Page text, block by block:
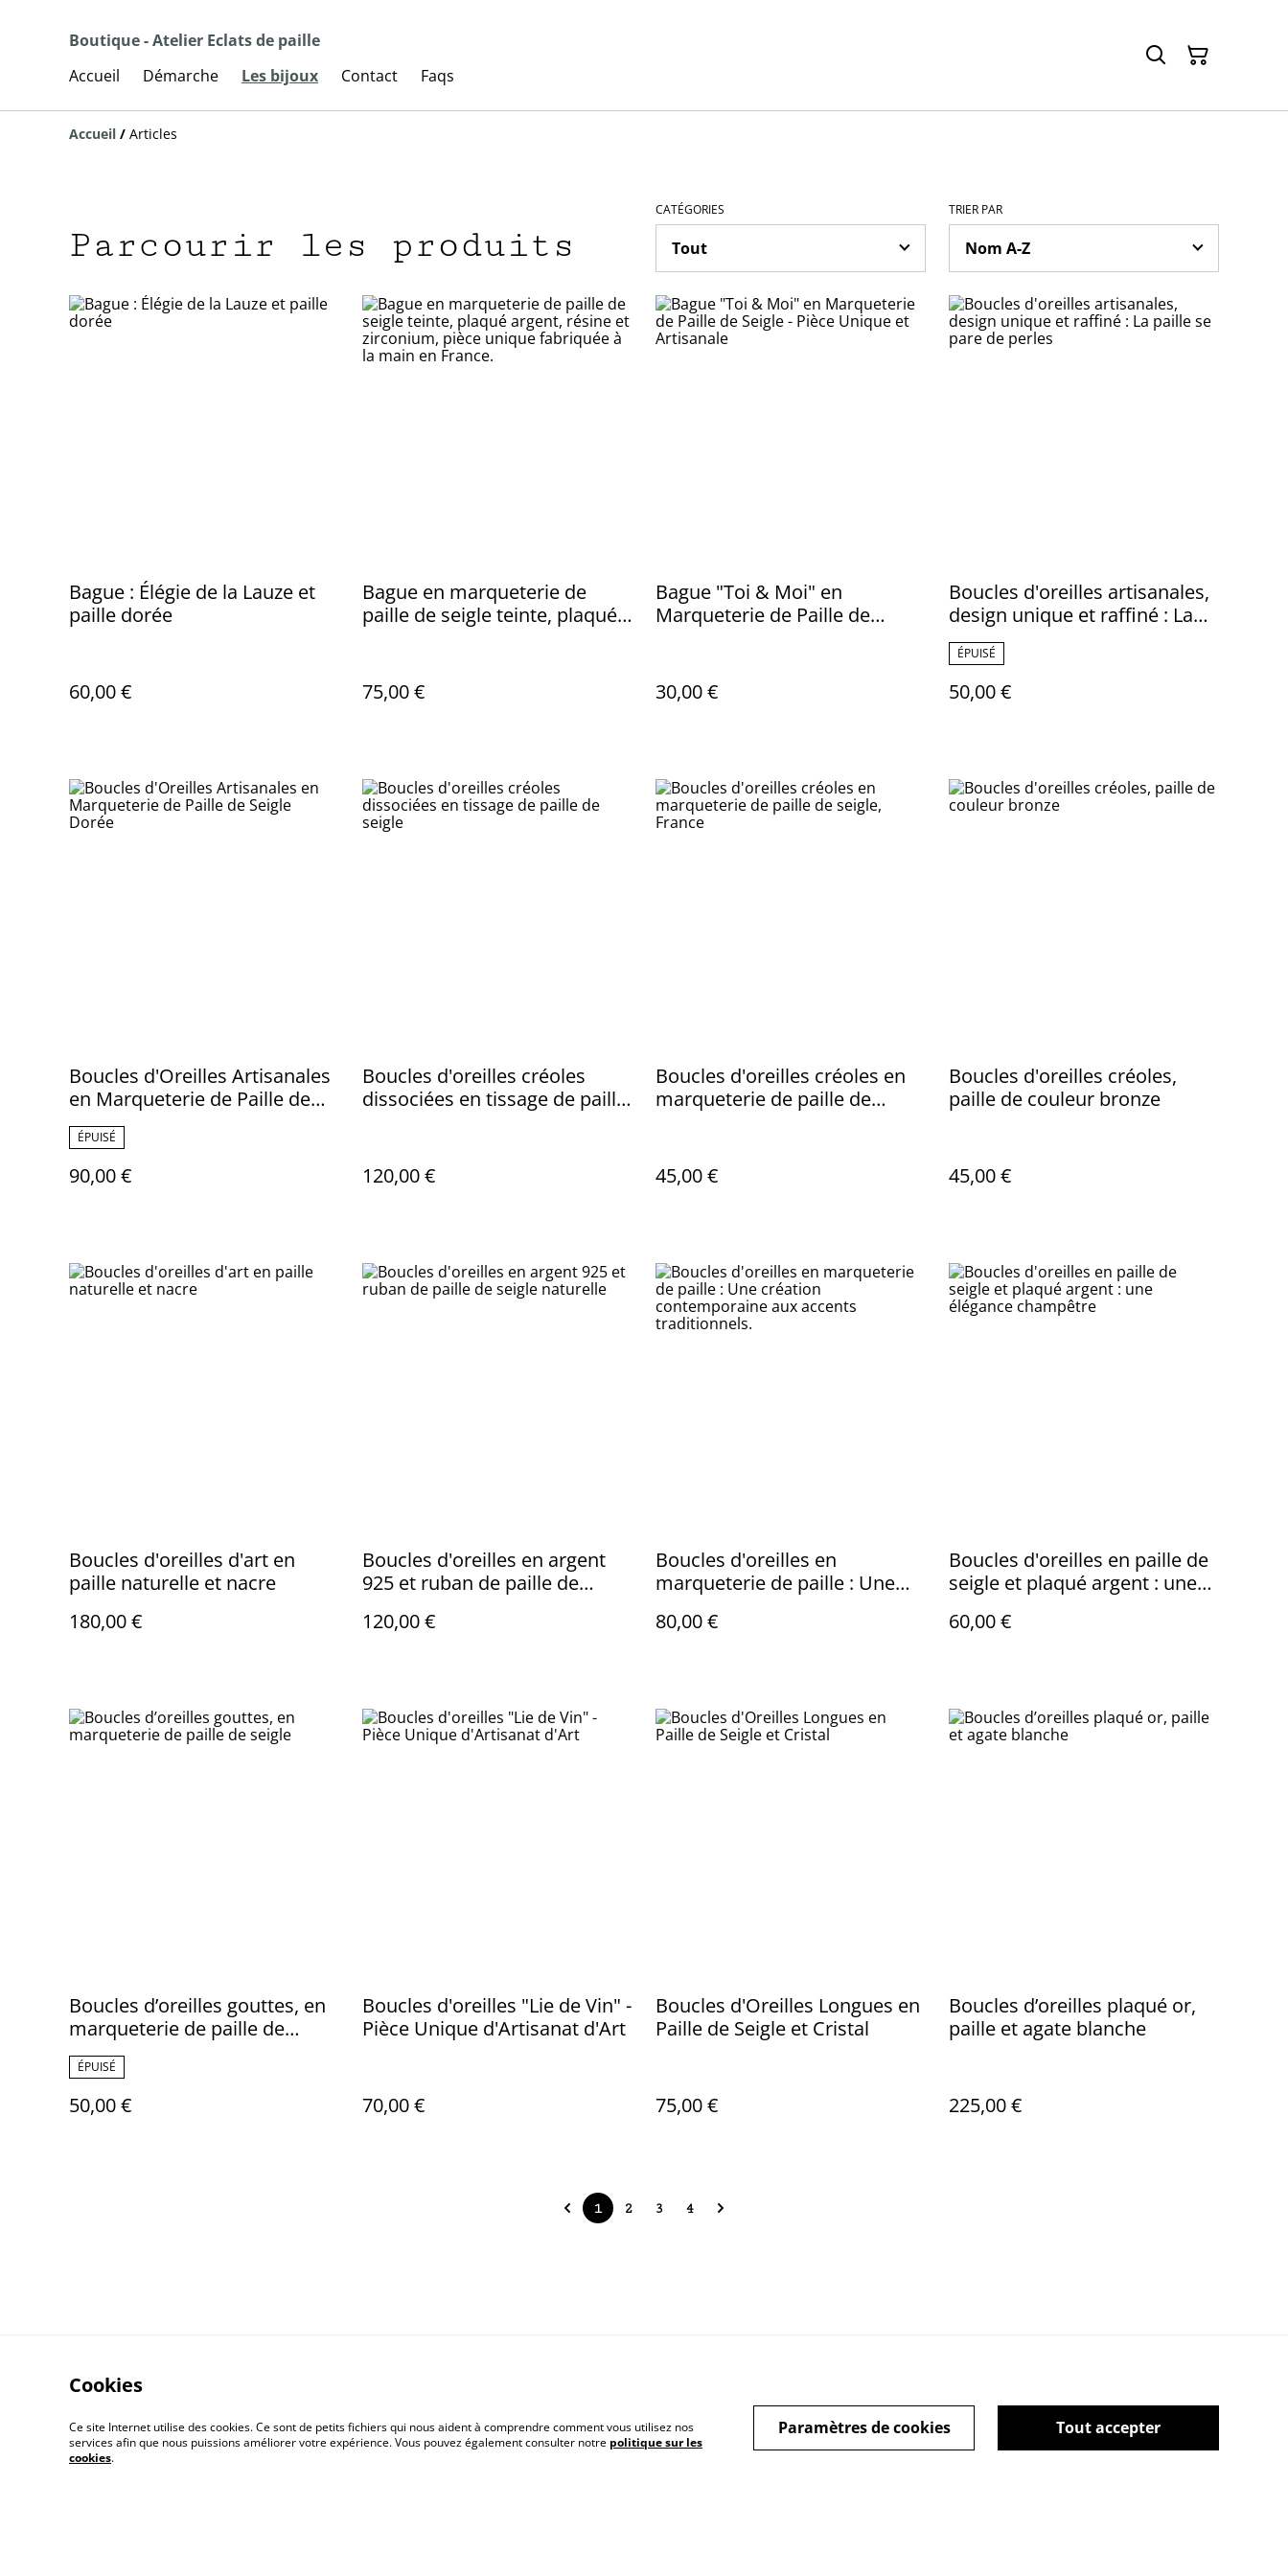
Boutique - Atelier Eclats de paille
Accueil
Démarche Les bijoux Contact Faqs
Accueil / Articles
Parcourir les produits
CATÉGORIES TRIER PAR
Bague : Élégie de la Lauze et
paille dorée
60,00 €
Bague en marqueterie de
paille de seigle teinte, plaqué
main en France.
75,00 €
Bague "Toi & Moi" en
Marqueterie de Paille de
30,00 €
Boucles d'oreilles artisanales,
design unique et raffiné : La
paille se pare de perles
ÉPUISÉ
50,00 €
Boucles d'Oreilles Artisanales
en Marqueterie de Paille de
Seigle Dorée
ÉPUISÉ
90,00 €
Boucles d'oreilles créoles
dissociées en tissage de paille
120,00 €
Boucles d'oreilles créoles en
marqueterie de paille de
45,00 €
Boucles d'oreilles créoles,
paille de couleur bronze
45,00 €
Boucles d'oreilles d'art en
paille naturelle et nacre
180,00 €
Boucles d'oreilles en argent
925 et ruban de paille de
120,00 €
Boucles d'oreilles en
marqueterie de paille : Une
accents traditionnels.
80,00 €
Boucles d'oreilles en paille de
seigle et plaqué argent : une
60,00 €
Boucles d’oreilles gouttes, en
marqueterie de paille de
seigle
ÉPUISÉ
50,00 €
Boucles d'oreilles "Lie de Vin" -
Pièce Unique d'Artisanat d'Art
70,00 €
Boucles d'Oreilles Longues en
Paille de Seigle et Cristal
75,00 €
Boucles d’oreilles plaqué or,
paille et agate blanche
225,00 €
1 2 3 4
Politique des cookies Contact
Cookies
Ce site Internet utilise des cookies. Ce sont de petits fichiers qui nous aident à comprendre comment vous utilisez nos
services afin que nous puissions améliorer votre expérience. Vous pouvez également consulter notre politique sur les
cookies.
Tout accepter
Paramètres de cookies